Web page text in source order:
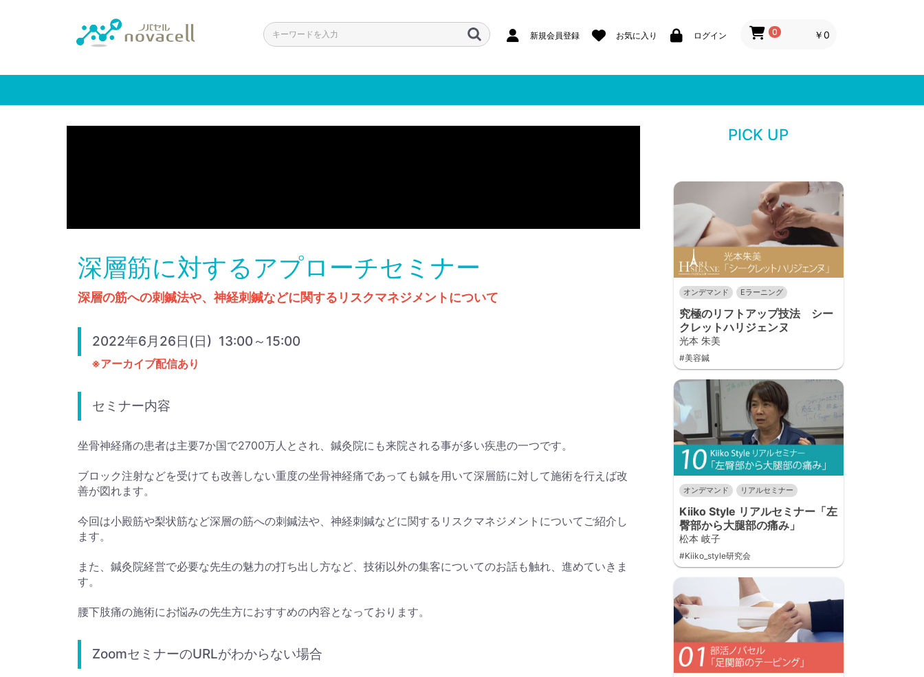
新規会員登録 お気に入り ログイン 0 ￥0
深層筋に対するアプローチセミナー
深層の筋への刺鍼法や、神経刺鍼などに関するリスクマネジメントについて
2022年6月26日(日) 13:00～15:00
※アーカイブ配信あり
セミナー内容
坐骨神経痛の患者は主要7か国で2700万人とされ、鍼灸院にも来院される事が多い疾患の一つです。
ブロック注射などを受けても改善しない重度の坐骨神経痛であっても鍼を用いて深層筋に対して施術を行えば改
善が図れます。
今回は小殿筋や梨状筋など深層の筋への刺鍼法や、神経刺鍼などに関するリスクマネジメントについてご紹介し
ます。
また、鍼灸院経営で必要な先生の魅力の打ち出し方など、技術以外の集客についてのお話も触れ、進めていきま
す。
腰下肢痛の施術にお悩みの先生方におすすめの内容となっております。
ZoomセミナーのURLがわからない場合
PICK UP
オンデマンド Eラーニング
究極のリフトアップ技法 シー
クレットハリジェンヌ
光本 朱美
#美容鍼
オンデマンド リアルセミナー
Kiiko Style リアルセミナー「左
臀部から大腿部の痛み」
松本 岐子
#Kiiko_style研究会